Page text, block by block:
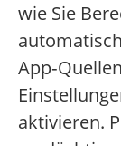
wie Sie
aktivieren.